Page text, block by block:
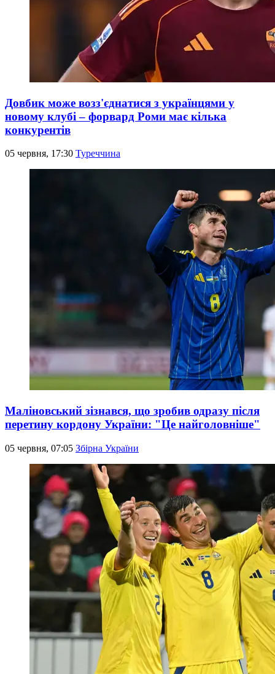
Довбик може возз'єднатися з українцями у
новому клубі – форвард Роми має кілька
конкурентів
05 червня, 17:30 Туреччина
Маліновський зізнався, що зробив одразу після
перетину кордону України: "Це найголовніше"
05 червня, 07:05 Збірна України